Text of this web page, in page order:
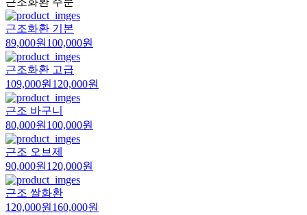
근조화환 기본
89,000원 100,000원
근조화환 고급
109,000원 120,000원
근조 바구니
80,000원 100,000원
근조 오브제
90,000원 120,000원
근조 쌀화환
120,000원 160,000원